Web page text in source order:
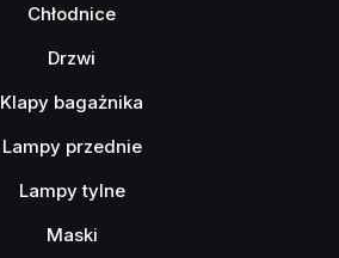
Chłodnice
Drzwi
Klapy bagażnika
Lampy przednie
Lampy tylne
Maski